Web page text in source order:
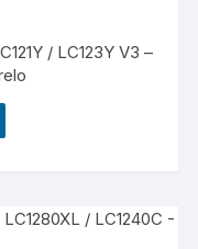
/ LC123Y V3 –